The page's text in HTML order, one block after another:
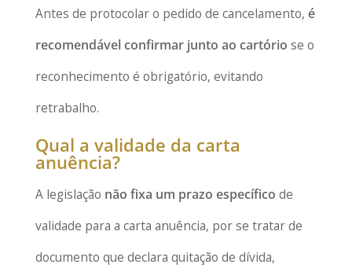
Antes de protocolar o pedido de cancelamento, é
recomendável confirmar junto ao cartório se o
reconhecimento é obrigatório, evitando
retrabalho.
Qual a validade da carta
anuência?
A legislação não fixa um prazo específico de
validade para a carta anuência, por se tratar de
documento que declara quitação de dívida,